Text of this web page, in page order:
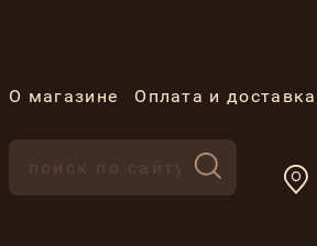
О магазине Оплата и доставка